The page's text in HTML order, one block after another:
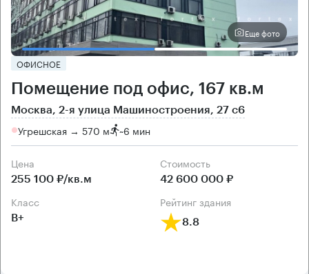
Еще фото
ОФИСНОЕ
Помещение под офис, 167 кв.м
Москва, 2-я улица Машиностроения, 27 с6
Угрешская → 570 м ~6 мин
Цена
255 100 ₽/кв.м
Cтоимость
42 600 000 ₽
класс
B+
рейтинг здания
8.8